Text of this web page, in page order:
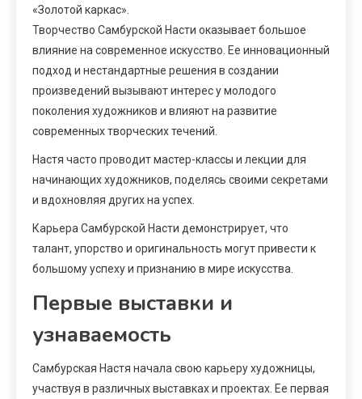
«Золотой каркас».
Творчество Самбурской Насти оказывает большое
влияние на современное искусство. Ее инновационный
подход и нестандартные решения в создании
произведений вызывают интерес у молодого
поколения художников и влияют на развитие
современных творческих течений.
Настя часто проводит мастер-классы и лекции для
начинающих художников, поделясь своими секретами
и вдохновляя других на успех.
Карьера Самбурской Насти демонстрирует, что
талант, упорство и оригинальность могут привести к
большому успеху и признанию в мире искусства.
Первые выставки и
узнаваемость
Самбурская Настя начала свою карьеру художницы,
участвуя в различных выставках и проектах. Ее первая